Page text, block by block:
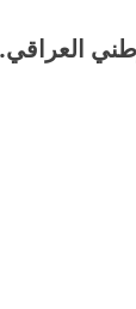
المؤتمر